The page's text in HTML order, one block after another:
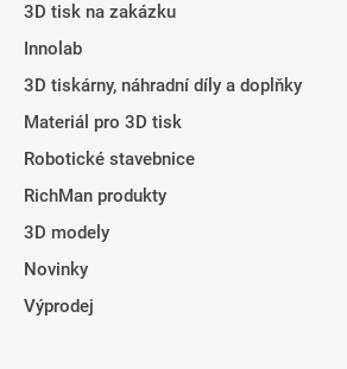
3D tisk na zakázku
Innolab
3D tiskárny, náhradní díly a doplňky
Materiál pro 3D tisk
Robotické stavebnice
RichMan produkty
3D modely
Novinky
Výprodej